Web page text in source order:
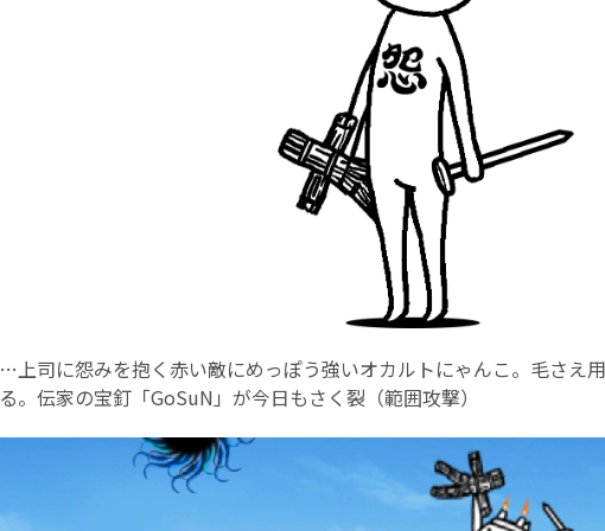
…上司に怨みを抱く赤い敵にめっぽう強いオカルトにゃんこ。毛さえ
る。伝家の宝釘「GoSuN」が今日もさく裂（範囲攻撃）